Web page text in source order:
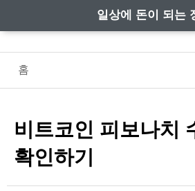
일상에 돈이 되는
홈
비트코인 피보나치
확인하기